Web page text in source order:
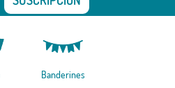
Banderines